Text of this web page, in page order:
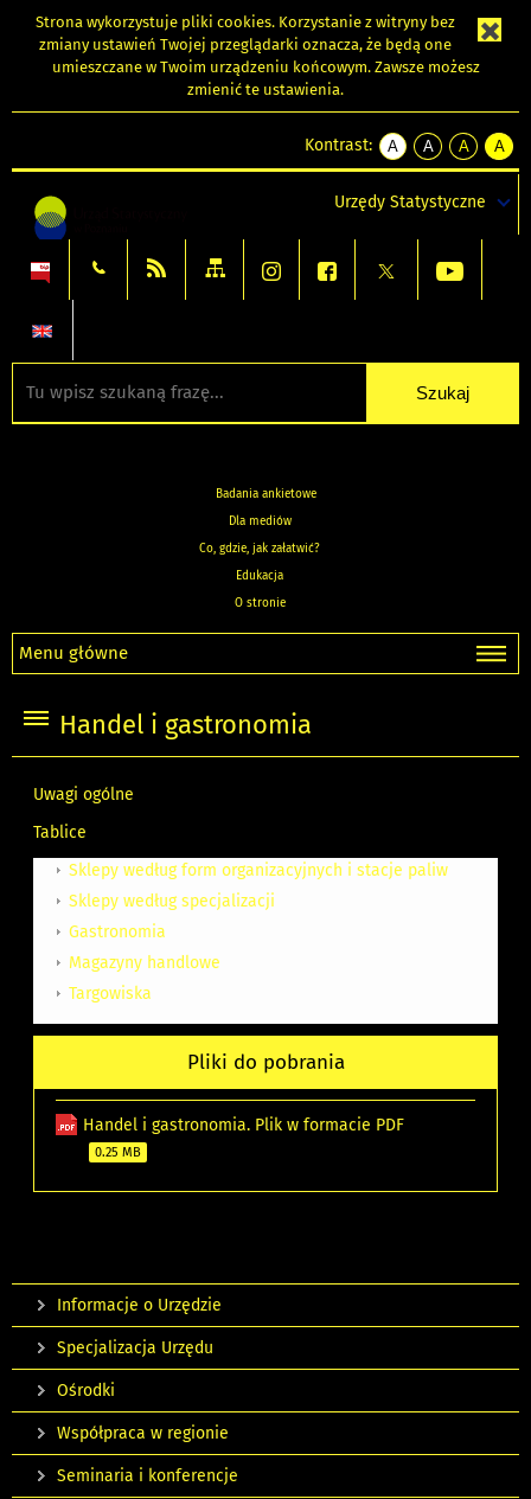
Strona wykorzystuje pliki cookies. Korzystanie z witryny bez
zmiany ustawień Twojej przeglądarki oznacza, że będą one
umieszczane w Twoim urządzeniu końcowym. Zawsze możesz
zmienić te ustawienia.
Kontrast:
A
kontrast
A
kontrast
tekst
czarnym
A
kontrast
tekst
czarnym
A
tekst
żółtym
Urzędy Statystyczne
Badania ankietowe
Dla mediów
Co, gdzie, jak załatwić?
Edukacja
O stronie
Menu główne
Handel i gastronomia
Uwagi ogólne
Tablice
Sklepy według form organizacyjnych i stacje paliw
Sklepy według specjalizacji
Gastronomia
Magazyny handlowe
Targowiska
Pliki do pobrania
Handel i gastronomia. Plik w formacie PDF
0.25 MB
Informacje o Urzędzie
Specjalizacja Urzędu
Ośrodki
Współpraca w regionie
Seminaria i konferencje